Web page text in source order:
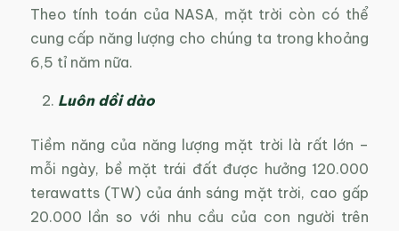
Theo tính toán của NASA, mặt trời còn có thể
cung cấp năng lượng cho chúng ta trong khoảng
6,5 tỉ năm nữa.
Luôn dồi dào
Tiềm năng của năng lượng mặt trời là rất lớn –
mỗi ngày, bề mặt trái đất được hưởng 120.000
terawatts (TW) của ánh sáng mặt trời, cao gấp
20.000 lần so với nhu cầu của con người trên